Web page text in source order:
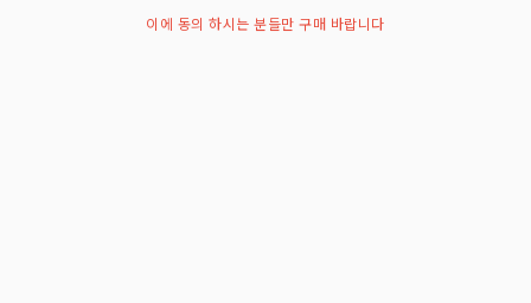
이에 동의 하시는 분들만 구매 바랍니다